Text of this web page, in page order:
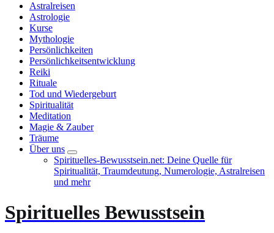
Astralreisen
Astrologie
Kurse
Mythologie
Persönlichkeiten
Persönlichkeitsentwicklung
Reiki
Rituale
Tod und Wiedergeburt
Spiritualität
Meditation
Magie & Zauber
Träume
Über uns
Spirituelles-Bewusstsein.net: Deine Quelle für
Spiritualität, Traumdeutung, Numerologie, Astralreisen
und mehr
Spirituelles Bewusstsein